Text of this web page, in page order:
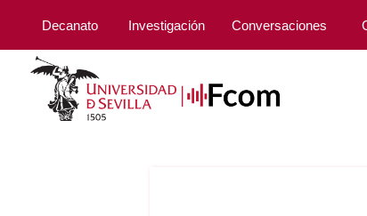
Decanato Investigación Conversaciones